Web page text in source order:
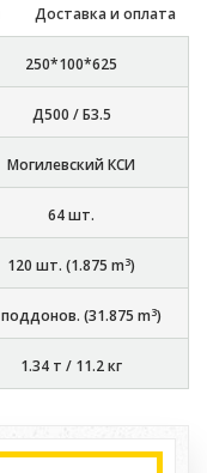
Доставка и оплата
250*100*625
Д500 / Б3.5
Могилевский КСИ
64шт.
120 шт. (1.875 m3)
поддонов. (31.875 m3)
1.34 т / 11.2 кг